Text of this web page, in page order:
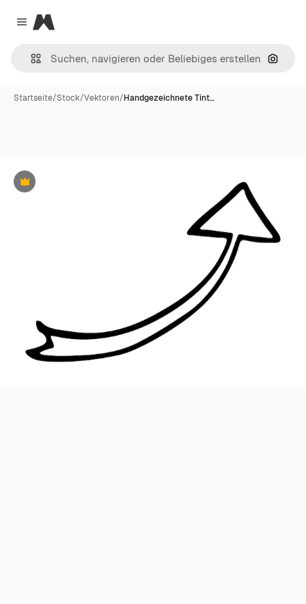
Close menu
Magnific
Nach
Startseite/Stock/Vektoren/Handgezeichnete Tint…
Premium